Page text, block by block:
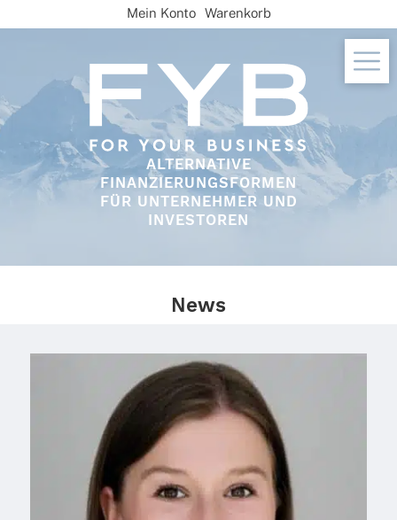
to
ALTERNATIVE
FINANZIERUNGSFORMEN
FÜR UNTERNEHMER UND
INVESTOREN
Mein Konto Warenkorb
News